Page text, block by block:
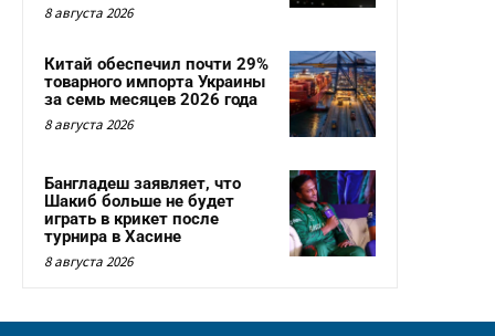
8 августа 2026
Китай обеспечил почти 29%
товарного импорта Украины
за семь месяцев 2026 года
8 августа 2026
Бангладеш заявляет, что
Шакиб больше не будет
играть в крикет после
турнира в Хасине
8 августа 2026